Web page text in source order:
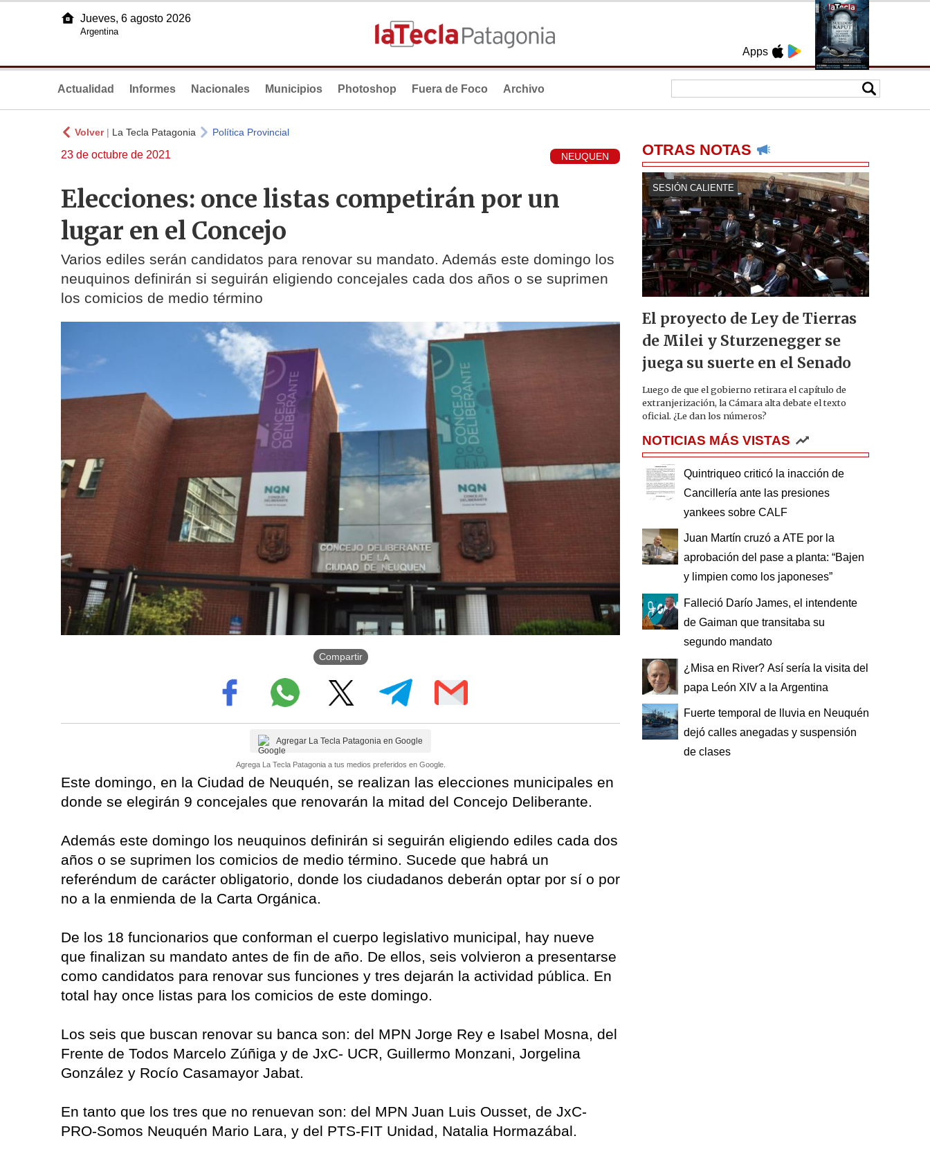
Apps
Jueves, 6 agosto 2026
Argentina
Actualidad Informes Nacionales Municipios Photoshop Fuera de Foco Archivo
Volver| La Tecla Patagonia Política Provincial
23 de octubre de 2021 NEUQUEN
Elecciones: once listas competirán por un
lugar en el Concejo
Varios ediles serán candidatos para renovar su mandato. Además este domingo los
neuquinos definirán si seguirán eligiendo concejales cada dos años o se suprimen
los comicios de medio término
Compartir
Agregar La Tecla Patagonia en Google
Agrega La Tecla Patagonia a tus medios preferidos en Google.
Este domingo, en la Ciudad de Neuquén, se realizan las elecciones municipales en
donde se elegirán 9 concejales que renovarán la mitad del Concejo Deliberante.
Además este domingo los neuquinos definirán si seguirán eligiendo ediles cada dos
años o se suprimen los comicios de medio término. Sucede que habrá un
referéndum de carácter obligatorio, donde los ciudadanos deberán optar por sí o por
no a la enmienda de la Carta Orgánica.
De los 18 funcionarios que conforman el cuerpo legislativo municipal, hay nueve
que finalizan su mandato antes de fin de año. De ellos, seis volvieron a presentarse
como candidatos para renovar sus funciones y tres dejarán la actividad pública. En
total hay once listas para los comicios de este domingo.
Los seis que buscan renovar su banca son: del MPN Jorge Rey e Isabel Mosna, del
Frente de Todos Marcelo Zúñiga y de JxC- UCR, Guillermo Monzani, Jorgelina
González y Rocío Casamayor Jabat.
En tanto que los tres que no renuevan son: del MPN Juan Luis Ousset, de JxC-
PRO-Somos Neuquén Mario Lara, y del PTS-FIT Unidad, Natalia Hormazábal.
OTRAS NOTAS
SESIÓN CALIENTE
El proyecto de Ley de Tierras
de Milei y Sturzenegger se
juega su suerte en el Senado
Luego de que el gobierno retirara el capítulo de
extranjerización, la Cámara alta debate el texto
oficial. ¿Le dan los números?
NOTICIAS MÁS VISTAS
Quintriqueo criticó la inacción de
Cancillería ante las presiones
yankees sobre CALF
Juan Martín cruzó a ATE por la
aprobación del pase a planta: “Bajen
y limpien como los japoneses”
Falleció Darío James, el intendente
de Gaiman que transitaba su
segundo mandato
¿Misa en River? Así sería la visita del
papa León XIV a la Argentina
Fuerte temporal de lluvia en Neuquén
dejó calles anegadas y suspensión
de clases